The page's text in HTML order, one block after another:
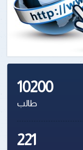
10200
طالب
221